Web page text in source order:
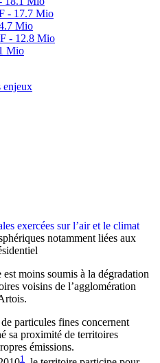
- 17.7 Mio
Mio
- 12.8 Mio
Mio
enjeux
notamment liées aux
moins soumis à la dégradation
voisins de l’agglomération
particules fines concernent
sa proximité de territoires
émissions.
1